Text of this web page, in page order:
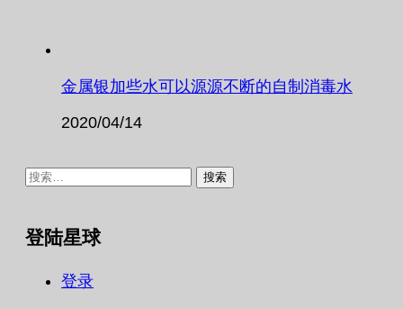
金属银加些水可以源源不断的自制消毒水
2020/04/14
搜
登陆星球
登录